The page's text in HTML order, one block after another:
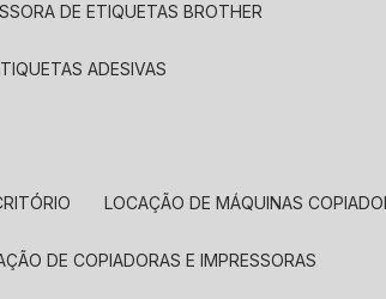
DE ETIQUETAS BROTHER
ADESIVAS
LOCAÇÃO DE MÁQUINAS
DE COPIADORAS E IMPRESSORAS